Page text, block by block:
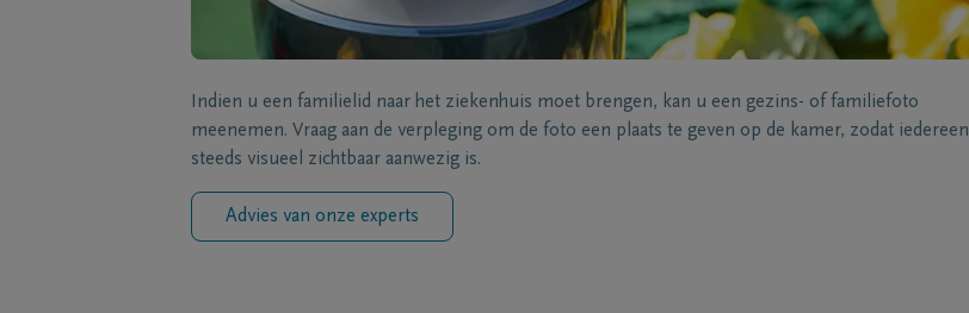
Indien u een familielid naar het ziekenhuis moet brengen, kan u een gezins- of familiefoto
meenemen. Vraag aan de verpleging om de foto een plaats te geven op de kamer, zodat iedereen
steeds visueel zichtbaar aanwezig is.
Advies van onze experts